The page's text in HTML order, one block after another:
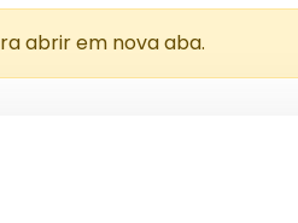
abrir em nova aba.